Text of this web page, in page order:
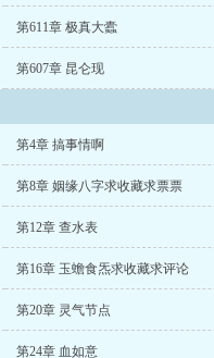
第611章 极真大蠹
第607章 昆仑现
第4章 搞事情啊
第8章 姻缘八字求收藏求票票
第12章 查水表
第16章 玉蟾食炁求收藏求评论
第20章 灵气节点
第24章 血如意